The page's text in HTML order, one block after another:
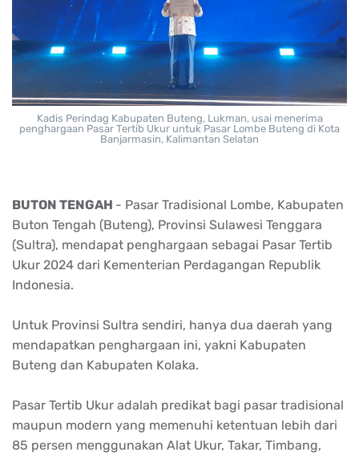
Kadis Perindag Kabupaten Buteng, Lukman, usai menerima
penghargaan Pasar Tertib Ukur untuk Pasar Lombe Buteng di Kota
Banjarmasin, Kalimantan Selatan
BUTON TENGAH - Pasar Tradisional Lombe, Kabupaten
Buton Tengah (Buteng), Provinsi Sulawesi Tenggara
(Sultra), mendapat penghargaan sebagai Pasar Tertib
Ukur 2024 dari Kementerian Perdagangan Republik
Indonesia.
Untuk Provinsi Sultra sendiri, hanya dua daerah yang
mendapatkan penghargaan ini, yakni Kabupaten
Buteng dan Kabupaten Kolaka.
Pasar Tertib Ukur adalah predikat bagi pasar tradisional
maupun modern yang memenuhi ketentuan lebih dari
85 persen menggunakan Alat Ukur, Takar, Timbang,